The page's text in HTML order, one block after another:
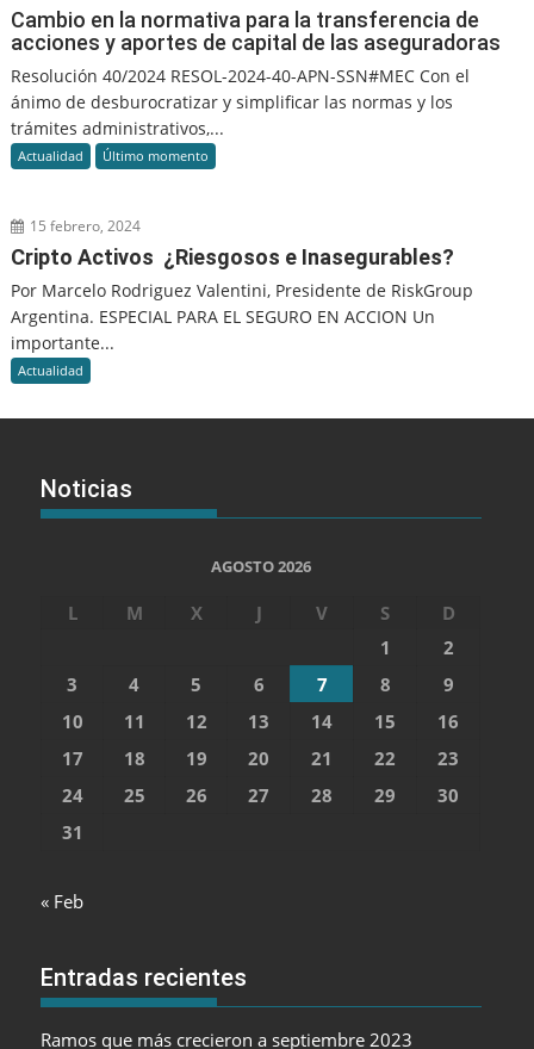
Cambio en la normativa para la transferencia de
acciones y aportes de capital de las aseguradoras
Resolución 40/2024 RESOL-2024-40-APN-SSN#MEC Con el
ánimo de desburocratizar y simplificar las normas y los
trámites administrativos,...
Actualidad Último momento
15 febrero, 2024
Cripto Activos ¿Riesgosos e Inasegurables?
Por Marcelo Rodriguez Valentini, Presidente de RiskGroup
Argentina. ESPECIAL PARA EL SEGURO EN ACCION Un
importante...
Actualidad
Noticias
AGOSTO 2026
L M X J V S
D
1
2
3
4 5 6 7 8
9
10
11 12 13 14 15
16
17
18 19 20 21 22
23
24
25 26 27 28 29
30
31
« Feb
Entradas recientes
Ramos que más crecieron a septiembre 2023